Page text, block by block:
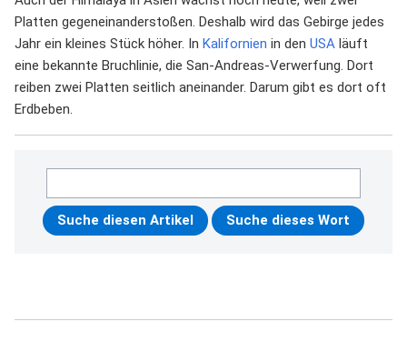
Platten gegeneinanderstoßen. Deshalb wird das Gebirge jedes
Jahr ein kleines Stück höher. In Kalifornien in den USA läuft
eine bekannte Bruchlinie, die San-Andreas-Verwerfung. Dort
reiben zwei Platten seitlich aneinander. Darum gibt es dort oft
Erdbeben.